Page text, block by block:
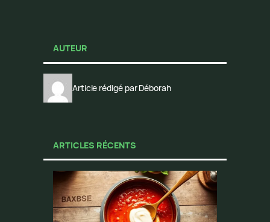
AUTEUR
Article rédigé par Déborah
ARTICLES RÉCENTS